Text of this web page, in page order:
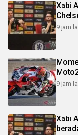
Xabi
9 jam
9 jam
Xabi